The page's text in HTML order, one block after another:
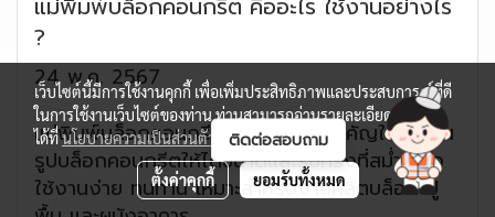
แม่พิมพ์บล็อกคอนกรีต คืออะไร ใช้งานอย่างไร
?
24 พ.ค. 2567
แม่พิมพ์บล็อกคอนกรีต คืออุปกรณ์สำคัญในการขึ้น
รูปบล็อกคอนกรีตให้ได้ขนาดและรูปทรงที่สม่ำเสมอ
ใช้งานง่าย ทนทาน เหมาะสำหรับงานผลิตบล็อก ปู
เว็บไซต์นี้มีการใช้งานคุกกี้ เพื่อเพิ่มประสิทธิภาพและประสบการณ์ที่ดี
ในการใช้งานเว็บไซต์ของท่าน ท่านสามารถอ่านรายละเอียดเพิ่มเติม
ได้ที่นโยบายความเป็นส่วนตัว และนโยบายคุกกี้
ตั้งค่าคุกกี้ ยอมรับทั้งหมด